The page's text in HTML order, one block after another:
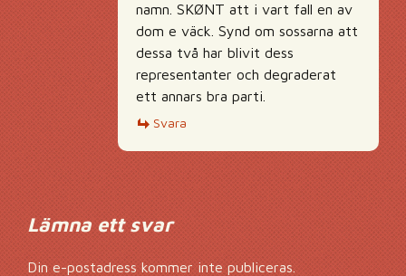
namn. SKØNT att i vart fall en av
dom e väck. Synd om sossarna att
dessa två har blivit dess
representanter och degraderat
ett annars bra parti.
Svara
Lämna ett svar
Din e-postadress kommer inte publiceras.